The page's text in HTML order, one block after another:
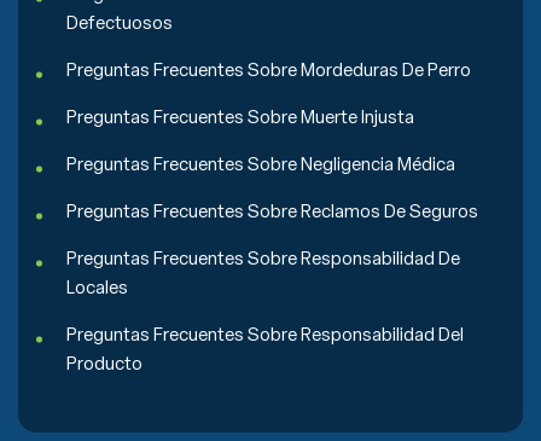
Defectuosos
Preguntas Frecuentes Sobre Mordeduras De Perro
Preguntas Frecuentes Sobre Muerte Injusta
Preguntas Frecuentes Sobre Negligencia Médica
Preguntas Frecuentes Sobre Reclamos De Seguros
Preguntas Frecuentes Sobre Responsabilidad De
Locales
Preguntas Frecuentes Sobre Responsabilidad Del
Producto